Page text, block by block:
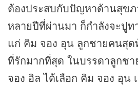
ต้องประสบกับปัญหาด้านสุข
หลายปีที่ผ่านมา ก็กำลังจะปูท
แก่ คิม จอง อุน ลูกชายคนสุด
ที่รักมากที่สุด ในบรรดาลูกช
จอง อิล ได้เลือก คิม จอง อุน